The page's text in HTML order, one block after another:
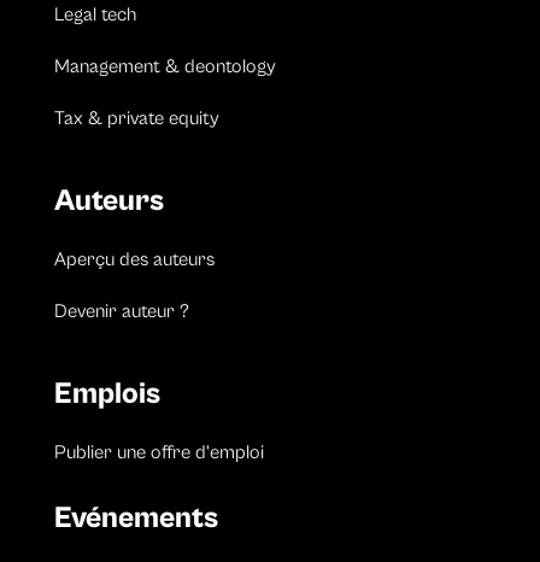
Legal tech
Management & deontology
Tax & private equity
Auteurs
Aperçu des auteurs
Devenir auteur ?
Emplois
Publier une offre d’emploi
Evénements